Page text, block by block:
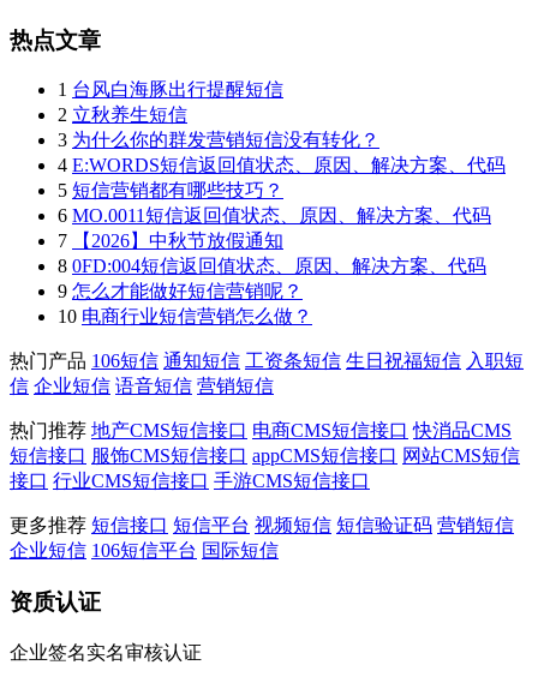
热点文章
1 台风白海豚出行提醒短信
2 立秋养生短信
3 为什么你的群发营销短信没有转化？
4 E:WORDS短信返回值状态、原因、解决方案、代码
5 短信营销都有哪些技巧？
6 MO.0011短信返回值状态、原因、解决方案、代码
7
【2026】中秋节放假通知
8 0FD:004短信返回值状态、原因、解决方案、代码
9 怎么才能做好短信营销呢？
10 电商行业短信营销怎么做？
热门产品 106短信 通知短信 工资条短信 生日祝福短信 入职短
信 企业短信 语音短信 营销短信
热门推荐 地产CMS短信接口 电商CMS短信接口 快消品CMS
短信接口 服饰CMS短信接口 appCMS短信接口 网站CMS短信
接口 行业CMS短信接口 手游CMS短信接口
更多推荐 短信接口 短信平台 视频短信 短信验证码 营销短信
企业短信 106短信平台 国际短信
资质认证
企业签名实名审核认证